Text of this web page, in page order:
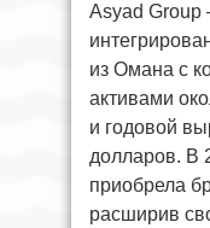
Asyad Group
из Омана с
активами
и годовой
долларов. В
приобрела
расширив